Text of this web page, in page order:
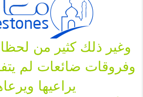
وغير ذلك كثير من
وفروقات ضائعات لم
يراعيها